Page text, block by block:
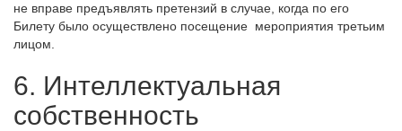
не вправе предъявлять претензий в случае, когда по его
Билету было осуществлено посещение мероприятия третьим
лицом.
6. Интеллектуальная
собственность